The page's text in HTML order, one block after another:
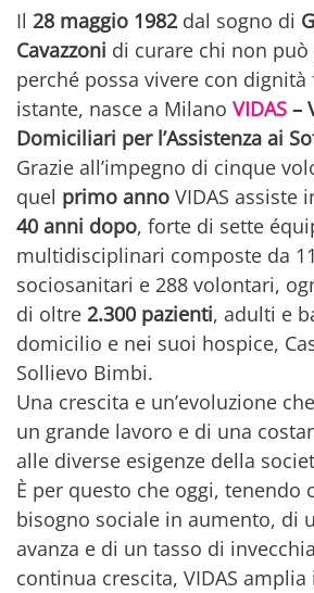
Il 28 maggio 1982 dal sogno di
Cavazzoni di curare chi non
perché possa vivere con dignità
istante, nasce a Milano VIDAS –
Domiciliari per l’Assistenza ai
Grazie all’impegno di cinque
quel primo anno VIDAS assiste
40 anni dopo, forte di sette
multidisciplinari composte da
sociosanitari e 288 volontari,
di oltre 2.300 pazienti, adulti e
domicilio e nei suoi hospice,
Sollievo Bimbi.
Una crescita e un’evoluzione
un grande lavoro e di una
alle diverse esigenze della
È per questo che oggi, tenendo
bisogno sociale in aumento, di
avanza e di un tasso di
continua crescita, VIDAS